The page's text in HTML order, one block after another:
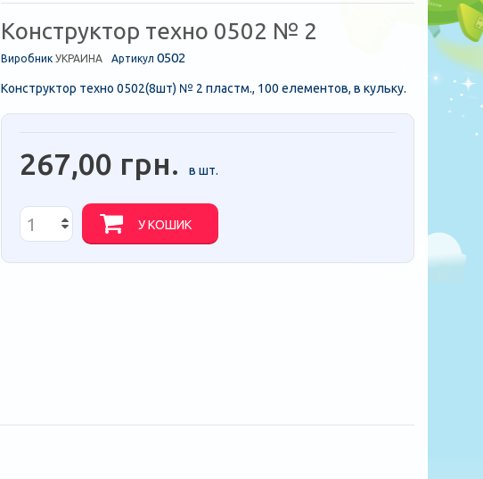
Конструктор техно 0502 № 2
Виробник УКРАИНА Артикул 0502
Конструктор техно 0502(8шт) № 2 пластм., 100 елементов, в кульку.
267,00 грн. в шт.
У КОШИК